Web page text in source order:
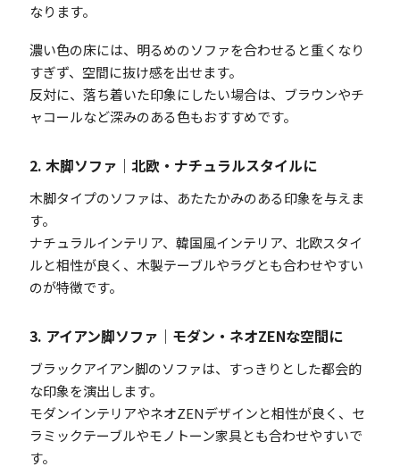
なります。
濃い色の床には、明るめのソファを合わせると重くなり
すぎず、空間に抜け感を出せます。
反対に、落ち着いた印象にしたい場合は、ブラウンやチ
ャコールなど深みのある色もおすすめです。
2. 木脚ソファ｜北欧・ナチュラルスタイルに
木脚タイプのソファは、あたたかみのある印象を与えま
す。
ナチュラルインテリア、韓国風インテリア、北欧スタイ
ルと相性が良く、木製テーブルやラグとも合わせやすい
のが特徴です。
3. アイアン脚ソファ｜モダン・ネオZENな空間に
ブラックアイアン脚のソファは、すっきりとした都会的
な印象を演出します。
モダンインテリアやネオZENデザインと相性が良く、セ
ラミックテーブルやモノトーン家具とも合わせやすいで
す。